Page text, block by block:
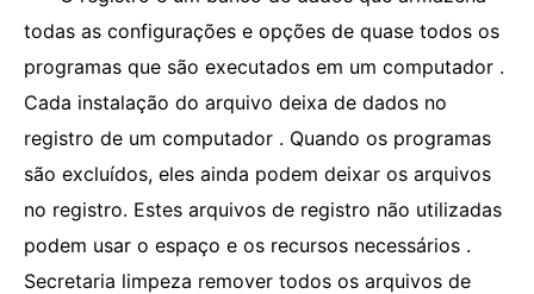
todas as configurações e opções de quase todos os
programas que são executados em um computador .
Cada instalação do arquivo deixa de dados no
registro de um computador . Quando os programas
são excluídos, eles ainda podem deixar os arquivos
no registro. Estes arquivos de registro não utilizadas
podem usar o espaço e os recursos necessários .
Secretaria limpeza remover todos os arquivos de